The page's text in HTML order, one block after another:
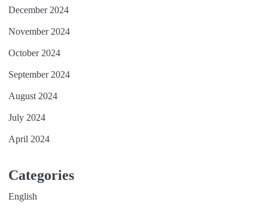
December 2024
November 2024
October 2024
September 2024
August 2024
July 2024
April 2024
Categories
English